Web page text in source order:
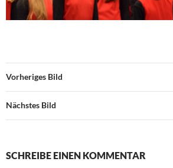
Vorheriges Bild
Nächstes Bild
SCHREIBE EINEN KOMMENTAR